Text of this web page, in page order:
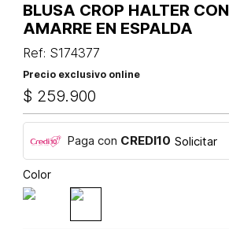
BLUSA CROP HALTER CON
AMARRE EN ESPALDA
Ref: S174377
Precio exclusivo online
$ 259.900
Paga con CREDI10 Solicitar
Color